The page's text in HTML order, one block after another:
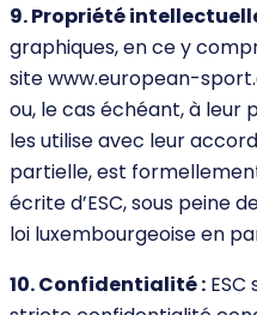
9. Propriété
graphiques, en ce y
site www.european-
ou, le cas échéant, à leur
les utilise avec leur
partielle, est
écrite d’ESC, sous peine
loi luxembourgeoise en
10. Confidentialité :